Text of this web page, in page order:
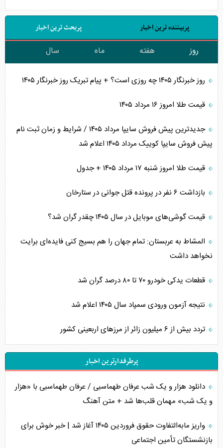
پربیننده ترین اخبار پربحث ترین اخبار
روز هفته ماه سال
روز خبرنگار ۱۴۰۵ چه روزی است؟ + پیام تبریک روز خبرنگار ۱۴۰۵
قیمت طلا امروز ۱۶ مرداد ۱۴۰۵
جدیدترین پیش فروش سایپا مرداد ۱۴۰۵ / شرایط و زمان ثبت نام
پیش فروش سایپا کوییک مرداد ۱۴۰۵ اعلام شد
قیمت طلا امروز شنبه ۱۷ مرداد ۱۴۰۵ + جدول
بازداشت ۶ نفر در پرونده قتل جوانی در ستارخان
قیمت گوشی‌های موبایل در سال ۱۴۰۵ چقدر گران شد؟
المشاط به عربستان: تمام جهان را هم بسیج کنی فایده‌ای برایت
نخواهد داشت
قطعات یدکی خودرو ۷۰ تا ۸۰ درصد گران شد
نتیجه آزمون ورودی سمپاد سال ۱۴۰۵ اعلام شد
تردد بیش از ۶ میلیون زائر از مرزهای اربعینی کشور
پرطرفدارترین اخبار
دانلود هزار و یک شب عرفان طهماسبی / عرفان طهماسبی با «هزار
و یک شب» مهمان قلب‌ها شد + متن آهنگ
واریز مابه‌التفاوت حقوق فروردین ۱۴۰۵ آغاز شد | خبر خوش برای
بازنشستگان تأمین اجتماعی